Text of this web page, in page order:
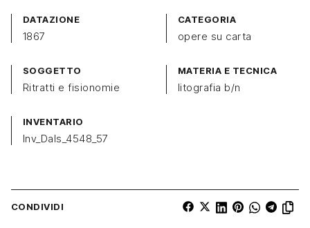
DATAZIONE
1867
CATEGORIA
opere su carta
SOGGETTO
Ritratti e fisionomie
MATERIA E TECNICA
litografia b/n
INVENTARIO
Inv_Dals_4548_57
CONDIVIDI